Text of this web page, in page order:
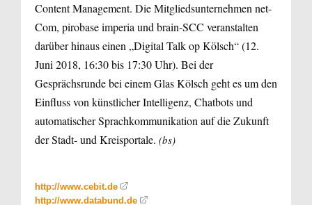
Content Management. Die Mitgliedsunternehmen net-
Com, pirobase imperia und brain-SCC veranstalten
darüber hinaus einen „Digital Talk op Kölsch“ (12.
Juni 2018, 16:30 bis 17:30 Uhr). Bei der
Gesprächsrunde bei einem Glas Kölsch geht es um den
Einfluss von künstlicher Intelligenz, Chatbots und
automatischer Sprachkommunikation auf die Zukunft
der Stadt- und Kreisportale. (bs)
http://www.cebit.de
http://www.databund.de